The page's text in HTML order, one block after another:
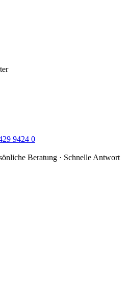
9424 0
Beratung · Schnelle Antwort